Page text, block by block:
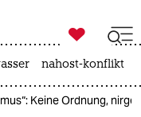

taz zahl ich
nahost-konflikt
Keine Ordnung,